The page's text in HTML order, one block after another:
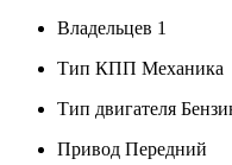
Владельцев 1
Тип КПП Механика
Тип двигателя
Привод Передний